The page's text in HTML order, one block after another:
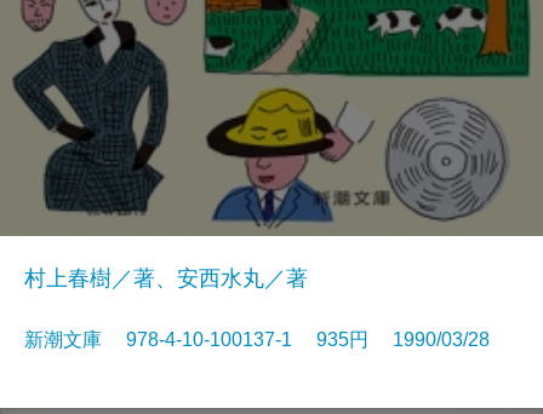
村上春樹／著、安西水丸／著
新潮文庫 978-4-10-100137-1 935円 1990/03/28